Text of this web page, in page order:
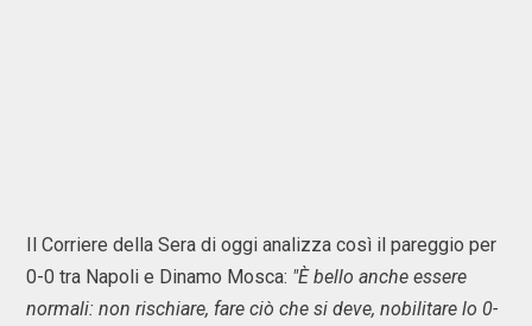
Il Corriere della Sera di oggi analizza così il pareggio per
0-0 tra Napoli e Dinamo Mosca: "È bello anche essere
normali: non rischiare, fare ciò che si deve, nobilitare lo 0-